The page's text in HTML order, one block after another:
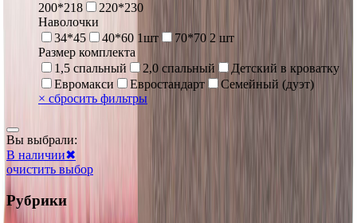
200*218
220*230
Наволочки
34*45
40*60 1шт
70*70 2 шт
Размер комплекта
1,5 спальный
2,0 спальный
Детский в кроватку
Евромакси
Евростандарт
Семейный (дуэт)
× сбросить фильтры
Вы выбрали:
В наличии✖
очистить выбор
Рубрики